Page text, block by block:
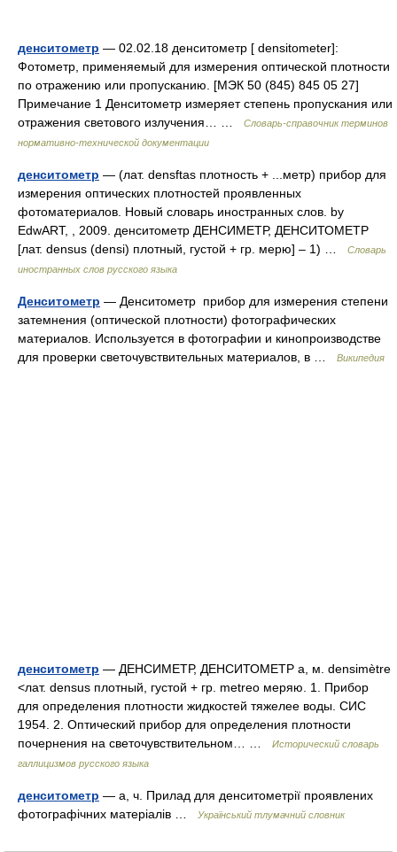
денситометр — 02.02.18 денситометр [ densitometer]:
Фотометр, применяемый для измерения оптической плотности
по отражению или пропусканию. [МЭК 50 (845) 845 05 27]
Примечание 1 Денситометр измеряет степень пропускания или
отражения светового излучения… …
Словарь-справочник терминов
нормативно-технической документации
денситометр — (лат. densftas плотность + ...метр) прибор для
измерения оптических плотностей проявленных
фотоматериалов. Новый словарь иностранных слов. by
EdwART, , 2009. денситометр ДЕНСИМЕТР, ДЕНСИТОМЕТР
[лат. densus (densi) плотный, густой + гр. мерю] – 1) …
Словарь
иностранных слов русского языка
Денситометр — Денситометр прибор для измерения степени
затемнения (оптической плотности) фотографических
материалов. Используется в фотографии и кинопроизводстве
для проверки светочувствительных материалов, в …
Википедия
денситометр — ДЕНСИМЕТР, ДЕНСИТОМЕТР а, м. densimètre
<лат. densus плотный, густой + гр. metreo меряю. 1. Прибор
для определения плотности жидкостей тяжелее воды. СИС
1954. 2. Оптический прибор для определения плотности
почернения на светочувствительном… …
Исторический словарь
галлицизмов русского языка
денситометр — а, ч. Прилад для денситометрії проявлених
фотографічних матеріалів …
Український тлумачний словник